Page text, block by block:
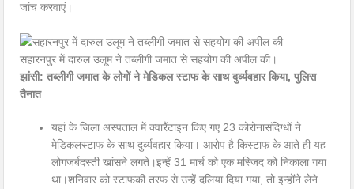
जांच करवाएं।
सहारनपुर में दारुल उलूम ने तब्लीगी जमात से सहयोग की अपील की।
झांसी: तब्लीगी जमात के लोगों ने मेडिकल स्टाफ के साथ दुर्व्यवहार किया, पुलिस
तैनात
यहां के जिला अस्पताल में क्वारैंटाइन किए गए 23 कोरोनासंदिग्धों ने
मेडिकलस्टाफ के साथ दुर्व्यवहार किया। आरोप है किस्टाफ के आते ही यह
लोगजर्बदस्ती खांसने लगते।इन्हें 31 मार्च को एक मस्जिद को निकाला गया
था।शनिवार को स्टाफकी तरफ से उन्हें दलिया दिया गया, तो इन्होंने लेने